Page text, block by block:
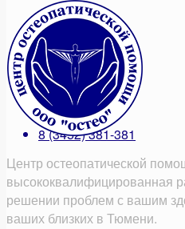
Поиск
8 (3452) 381-381
Центр остеопатической
высококвалифицированная
решении проблем с вашим
ваших близких в Тюмени.